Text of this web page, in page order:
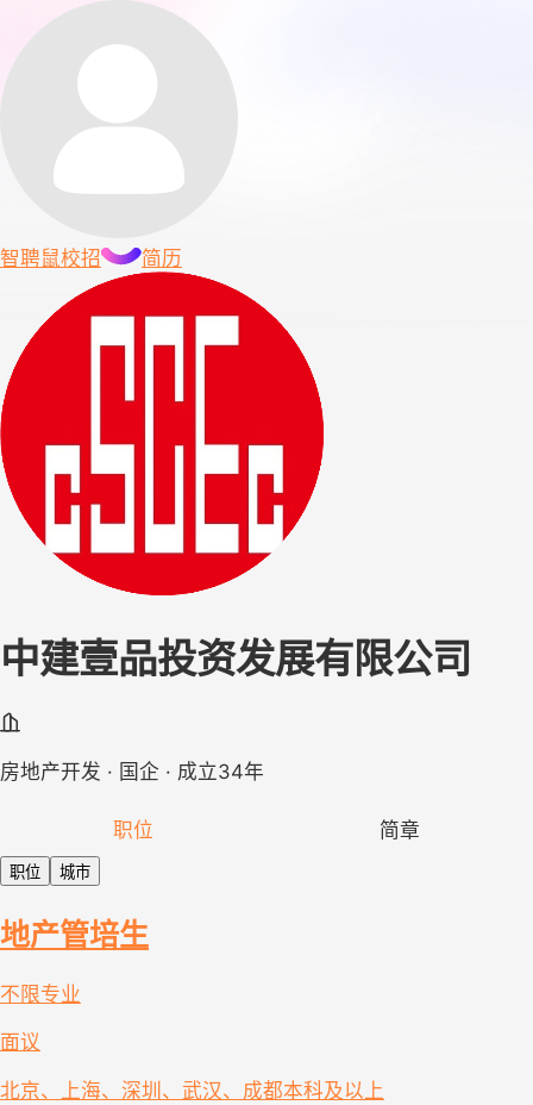
智聘鼠校招 简历
中建壹品投资发展有限公司
房地产开发 · 国企 · 成立34年
职位 简章
职位 城市
地产管培生
不限专业
面议
北京、上海、深圳、武汉、成都本科及以上